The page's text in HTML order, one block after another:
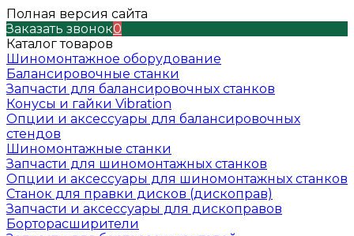
Полная версия сайта
Заказать звонок0
Каталог товаров
Шиномонтажное оборудование
Балансировочные станки
Запчасти для балансировочных станков
Конусы и гайки Vibration
Опции и аксессуары для балансировочных
стендов
Шиномонтажные станки
Запчасти для шиномонтажных станков
Опции и аксессуары для шиномонтажных станков
Станок для правки дисков (дископрав)
Запчасти и аксессуары для дископравов
Борторасширители